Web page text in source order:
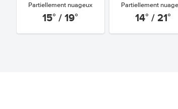
Partiellement nuageux
15° / 19°
Partiellement
14° / 21°